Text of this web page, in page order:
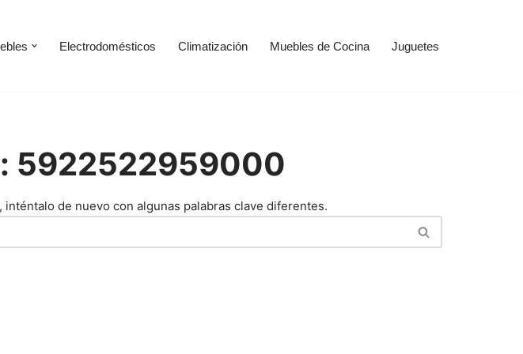
Electrodomésticos Climatización Muebles de Cocina Juguetes
5922522959000
de nuevo con algunas palabras clave diferentes.